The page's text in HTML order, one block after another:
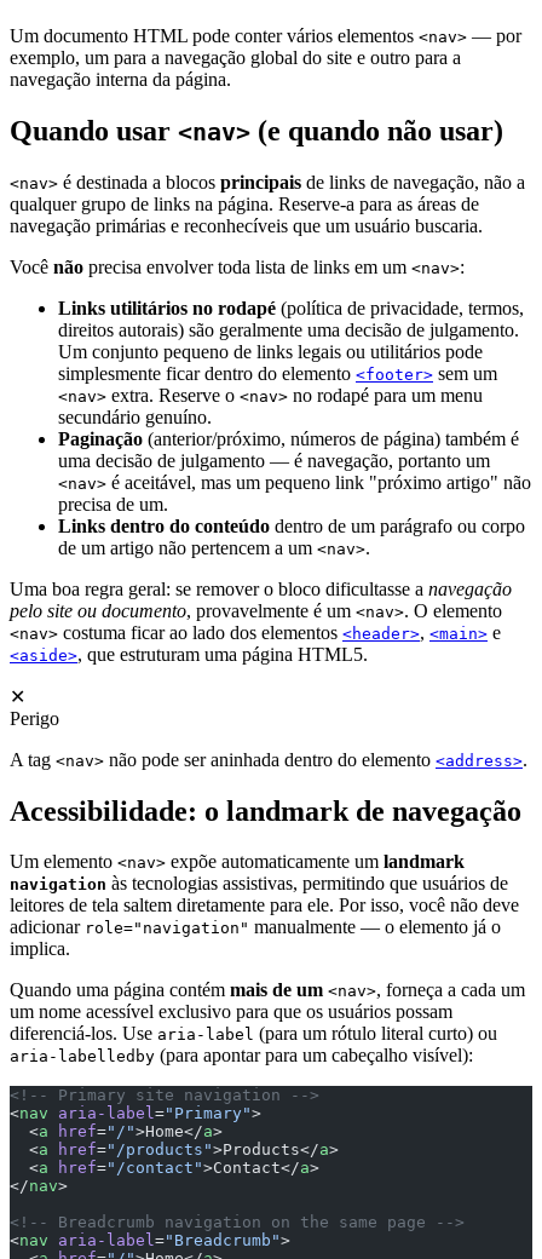
Um documento HTML pode conter vários elementos <nav> — por
exemplo, um para a navegação global do site e outro para a
navegação interna da página.
Quando usar <nav> (e quando não usar)
<nav> é destinada a blocos principais de links de navegação, não a
qualquer grupo de links na página. Reserve-a para as áreas de
navegação primárias e reconhecíveis que um usuário buscaria.
Você não precisa envolver toda lista de links em um <nav>:
Links utilitários no rodapé (política de privacidade, termos,
direitos autorais) são geralmente uma decisão de julgamento.
Um conjunto pequeno de links legais ou utilitários pode
simplesmente ficar dentro do elemento <footer> sem um
<nav> extra. Reserve o <nav> no rodapé para um menu
secundário genuíno.
Paginação (anterior/próximo, números de página) também é
uma decisão de julgamento — é navegação, portanto um
<nav> é aceitável, mas um pequeno link "próximo artigo" não
precisa de um.
Links dentro do conteúdo dentro de um parágrafo ou corpo
de um artigo não pertencem a um <nav>.
Uma boa regra geral: se remover o bloco dificultasse a navegação
pelo site ou documento, provavelmente é um <nav>. O elemento
<nav> costuma ficar ao lado dos elementos <header>, <main> e
<aside>, que estruturam uma página HTML5.
✕
Perigo
A tag <nav> não pode ser aninhada dentro do elemento <address>.
Acessibilidade: o landmark de navegação
Um elemento <nav> expõe automaticamente um landmark
navigation às tecnologias assistivas, permitindo que usuários de
leitores de tela saltem diretamente para ele. Por isso, você não deve
adicionar role="navigation" manualmente — o elemento já o
implica.
Quando uma página contém mais de um <nav>, forneça a cada um
um nome acessível exclusivo para que os usuários possam
diferenciá-los. Use aria-label (para um rótulo literal curto) ou
aria-labelledby (para apontar para um cabeçalho visível):
<!-- Primary site navigation -->
<nav aria-label="Primary">
  <
a href="/">Home</a>
  <
a href="/products">Products</a>
  <
a href="/contact">Contact</a>
</nav>
<!-- Breadcrumb navigation on the same page -->
<nav aria-label="Breadcrumb">